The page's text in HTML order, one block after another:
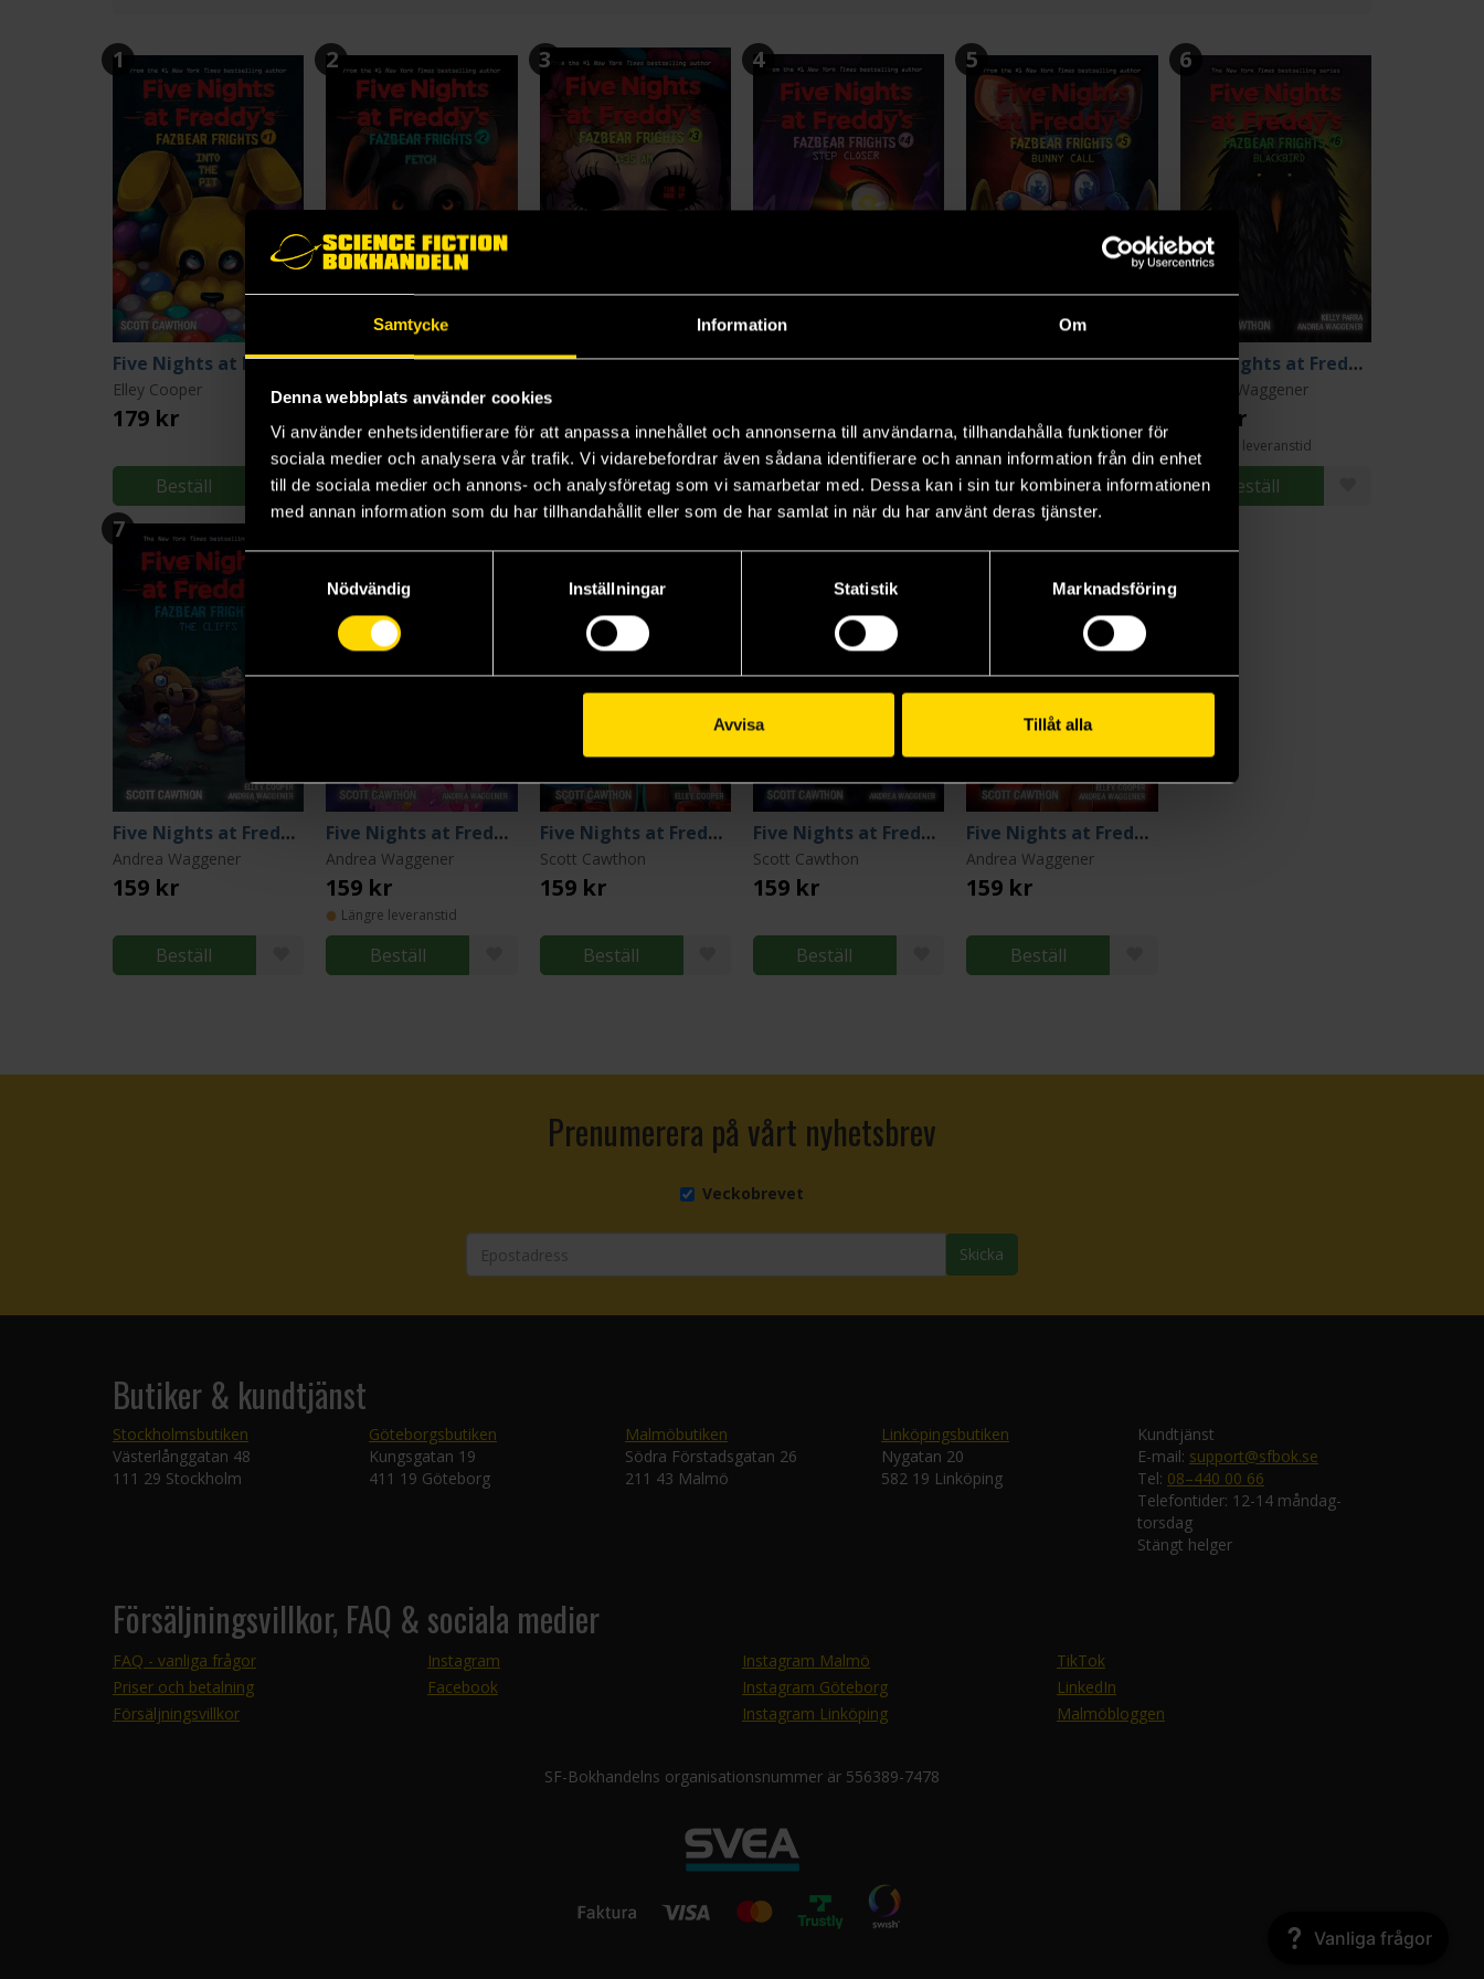
Samtycke Information Om
Denna webbplats använder cookies
Vi använder enhetsidentifierare för att anpassa innehållet och annonserna till användarna, tillhandahålla funktioner för
sociala medier och analysera vår trafik. Vi vidarebefordrar även sådana identifierare och annan information från din enhet
till de sociala medier och annons- och analysföretag som vi samarbetar med. Dessa kan i sin tur kombinera informationen
med annan information som du har tillhandahållit eller som de har samlat in när du har använt deras tjänster.
Samtyckesval
Nödvändig
Inställningar Statistik Marknadsföring
Avvisa Tillåt alla
1
Five Nights at Freddy's: Into the Pit
Elley Cooper
179 kr
Beställ
2
Five Nights at Freddy's: Fetch
Andrea Waggener
179 kr
Beställ
3
Five Nights at Freddy's: 1: 35
Elley Cooper
Beställ
4
Five Nights at Freddy's: Step Closer
Längre leveranstid
Beställ
5
Five Nights at Freddy's: Bunny Call
179 kr
Beställ
6
Five Nights at Freddy's: Blackbird
Andrea Waggener
159 kr
Längre leveranstid
Beställ
7
Five Nights at Freddy's: The Cliffs
Andrea Waggener
159 kr
Beställ
Five Nights at Freddy's: Gumdrop Angel
Andrea Waggener
159 kr
Längre leveranstid
Beställ
Five Nights at Freddy's: The Puppet Carver
Scott Cawthon
159 kr
Beställ
Five Nights at Freddy's: Friendly Face
Scott Cawthon
159 kr
Beställ
Five Nights at Freddy's: Prankster
Andrea Waggener
159 kr
Beställ
Prenumerera på vårt nyhetsbrev
Veckobrevet
Skicka
Butiker & kundtjänst
Stockholmsbutiken
Västerlånggatan 48
111 29 Stockholm
Göteborgsbutiken
Kungsgatan 19
411 19 Göteborg
Malmöbutiken
Södra Förstadsgatan 26
211 43 Malmö
Linköpingsbutiken
Nygatan 20
582 19 Linköping
Kundtjänst
E-mail: support@sfbok.se
Tel: 08–440 00 66
Telefontider: 12-14 måndag-
torsdag
Stängt helger
Försäljningsvillkor, FAQ & sociala medier
FAQ - vanliga frågor
Priser och betalning
Försäljningsvillkor
Instagram
Facebook
Instagram Malmö
Instagram Göteborg
Instagram Linköping
TikTok
LinkedIn
Malmöbloggen
SF-Bokhandelns organisationsnummer är 556389-7478
Vanliga frågor